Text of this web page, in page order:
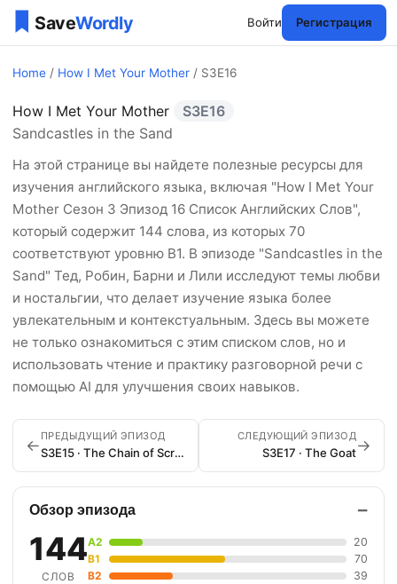
Войти Регистрация
Home / How I Met Your Mother / S3E16
How I Met Your Mother
How I Met Your Mother
S3E16
Sandcastles in the Sand
На этой странице вы найдете полезные ресурсы для
изучения английского языка, включая "How I Met Your
Mother Сезон 3 Эпизод 16 Список Английских Слов",
который содержит 144 слова, из которых 70
соответствуют уровню B1. В эпизоде "Sandcastles in the
Sand" Тед, Робин, Барни и Лили исследуют темы любви
и ностальгии, что делает изучение языка более
увлекательным и контекстуальным. Здесь вы можете
не только ознакомиться с этим списком слов, но и
использовать чтение и практику разговорной речи с
помощью AI для улучшения своих навыков.
← ПРЕДЫДУЩИЙ ЭПИЗОД
S3E15 · The Chain of Screaming
СЛЕДУЮЩИЙ ЭПИЗОД
S3E17 · The Goat→
Обзор эпизода −
144
СЛОВ
A2
20
B1
70
B2
39